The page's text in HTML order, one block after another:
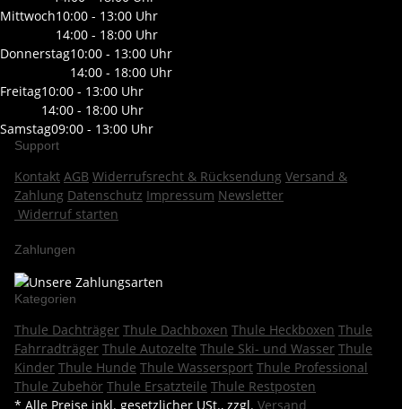
Mittwoch10:00 - 13:00 Uhr
14:00 - 18:00 Uhr
Donnerstag10:00 - 13:00 Uhr
14:00 - 18:00 Uhr
Freitag10:00 - 13:00 Uhr
14:00 - 18:00 Uhr
Samstag09:00 - 13:00 Uhr
Support
Kontakt AGB Widerrufsrecht & Rücksendung Versand &
Zahlung Datenschutz Impressum Newsletter
Widerruf starten
Zahlungen
Kategorien
Thule Dachträger Thule Dachboxen Thule Heckboxen Thule
Fahrradträger Thule Autozelte Thule Ski- und Wasser Thule
Kinder Thule Hunde Thule Wassersport Thule Professional
Thule Zubehör Thule Ersatzteile Thule Restposten
* Alle Preise inkl. gesetzlicher USt., zzgl. Versand